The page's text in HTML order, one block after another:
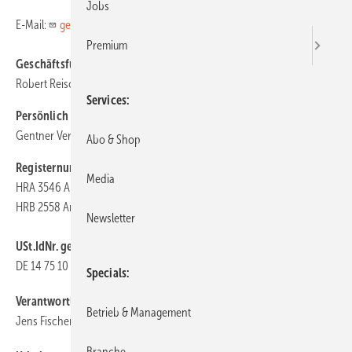
E-Mail: gentner@gentner.de
Geschäftsführer:
Robert Reisch
Persönlich haftende Gesellschafterin:
Gentner Verlag GmbH
Registernummer:
HRA 3546 Amtsgericht Stuttgart
HRB 2558 Amtsgericht Stuttgart
USt.IdNr. gemäß § 27 a UStG:
DE 14 75 10 257
Verantwortlicher i. S. v. § 18 Abs. 2 MStV:
Jens Fischer
Jobs
Premium
Services
Abo & Shop
Media
Newsletter
Specials
Betrieb & Management